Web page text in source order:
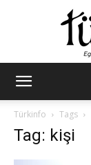
Türkinfo
Tags
Tag: kişi